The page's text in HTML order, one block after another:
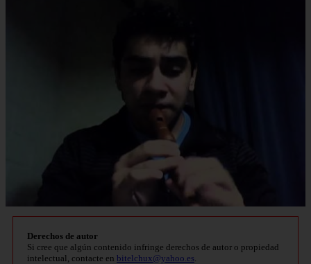
Derechos de autor
Si cree que algún contenido infringe derechos de autor o propiedad
intelectual, contacte en bitelchux@yahoo.es